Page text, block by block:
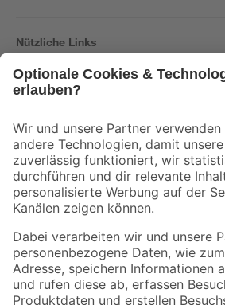
Nützliche Links
Der toom Newsletter: Keine Angebote und
Zur Newsletter Anmeldung
Folge uns
Zahlungsarten